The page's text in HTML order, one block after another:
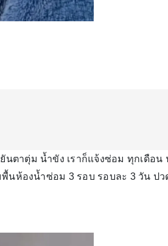
ตาตุ่ม น้ำขัง เราก็แจ้งซ่อม ทุกเดือน
นห้องน้ำซ่อม 3 รอบ รอบละ 3 วัน ปว